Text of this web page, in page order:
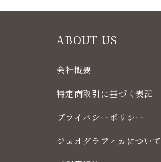
ABOUT US
会社概要
特定商取引に基づく表記
プライバシーポリシー
ジェオグラフィカについて